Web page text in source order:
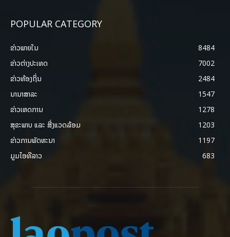
POPULAR CATEGORY
ຂ່າວພາຍ​ໃນ
8484
ຂ່າວຕ່າງປະເທດ
7002
ຂ່າວທ້ອງຖິ່ນ
2484
ນານາສາລະ
1547
ຂ່າວເຫດການ
1278
ສຸຂະພາບ ແລະ ສີ່ງແວດລ້ອມ
1203
ຂ່າວການພັດທະນາ
1197
ມູມໄອທີລາວ
683